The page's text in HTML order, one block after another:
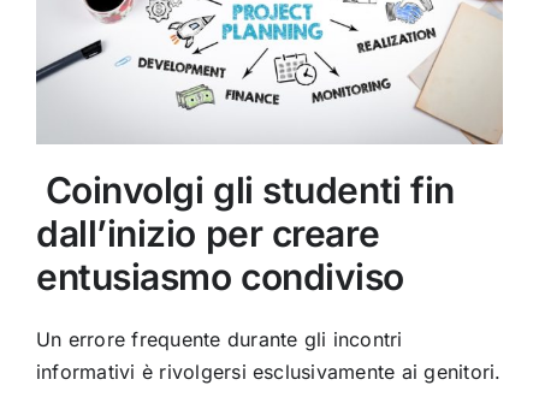
‍ ‍Coinvolgi gli studenti fin
dall’inizio per creare
entusiasmo condiviso
Un errore frequente durante gli incontri
informativi è rivolgersi esclusivamente ai genitori.